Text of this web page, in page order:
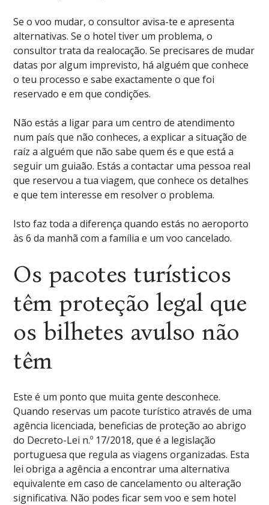
Se o voo mudar, o consultor avisa-te e apresenta
alternativas. Se o hotel tiver um problema, o
consultor trata da realocação. Se precisares de mudar
datas por algum imprevisto, há alguém que conhece
o teu processo e sabe exactamente o que foi
reservado e em que condições.
Não estás a ligar para um centro de atendimento
num país que não conheces, a explicar a situação de
raíz a alguém que não sabe quem és e que está a
seguir um guiaão. Estás a contactar uma pessoa real
que reservou a tua viagem, que conhece os detalhes
e que tem interesse em resolver o problema.
Isto faz toda a diferença quando estás no aeroporto
às 6 da manhã com a família e um voo cancelado.
Os pacotes turísticos
têm proteção legal que
os bilhetes avulso não
têm
Este é um ponto que muita gente desconhece.
Quando reservas um pacote turístico através de uma
agência licenciada, beneficias de proteção ao abrigo
do Decreto-Lei n.º 17/2018, que é a legislação
portuguesa que regula as viagens organizadas. Esta
lei obriga a agência a encontrar uma alternativa
equivalente em caso de cancelamento ou alteração
significativa. Não podes ficar sem voo e sem hotel